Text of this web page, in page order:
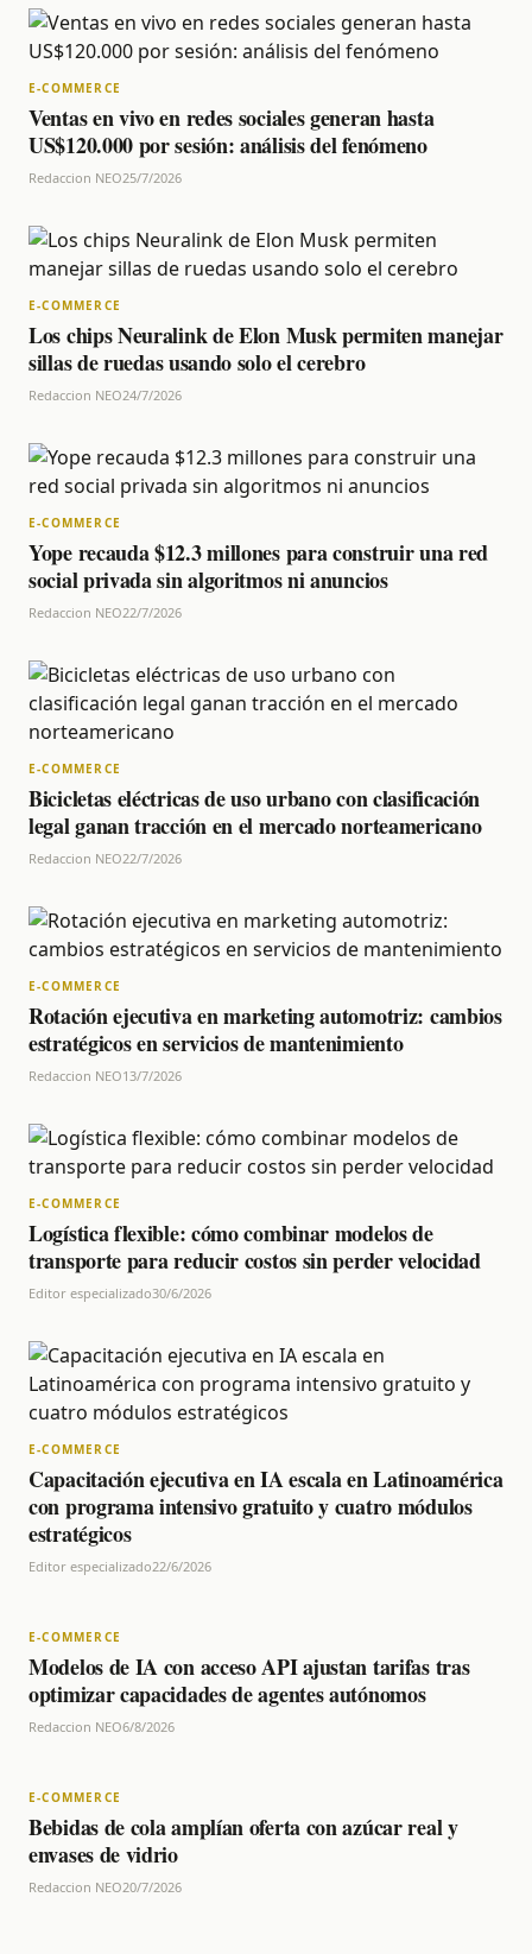
E-COMMERCE
Ventas en vivo en redes sociales generan hasta
US$120.000 por sesión: análisis del fenómeno
Redaccion NEO25/7/2026
E-COMMERCE
Los chips Neuralink de Elon Musk permiten manejar
sillas de ruedas usando solo el cerebro
Redaccion NEO24/7/2026
E-COMMERCE
Yope recauda $12.3 millones para construir una red
social privada sin algoritmos ni anuncios
Redaccion NEO22/7/2026
E-COMMERCE
Bicicletas eléctricas de uso urbano con clasificación
legal ganan tracción en el mercado norteamericano
Redaccion NEO22/7/2026
E-COMMERCE
Rotación ejecutiva en marketing automotriz: cambios
estratégicos en servicios de mantenimiento
Redaccion NEO13/7/2026
E-COMMERCE
Logística flexible: cómo combinar modelos de
transporte para reducir costos sin perder velocidad
Editor especializado30/6/2026
E-COMMERCE
Capacitación ejecutiva en IA escala en Latinoamérica
con programa intensivo gratuito y cuatro módulos
estratégicos
Editor especializado22/6/2026
E-COMMERCE
Modelos de IA con acceso API ajustan tarifas tras
optimizar capacidades de agentes autónomos
Redaccion NEO6/8/2026
E-COMMERCE
Bebidas de cola amplían oferta con azúcar real y
envases de vidrio
Redaccion NEO20/7/2026